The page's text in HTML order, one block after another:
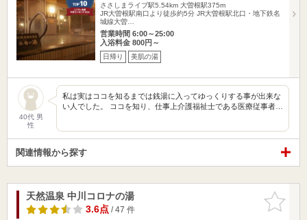
ささしまライブ駅5.54km 大曽根駅375m
JR大曽根駅南口より徒歩約5分 JR大曽根駅北口・地下鉄名
城線大曽…
営業時間 6:00～25:00
入浴料金 800円～
日帰り 美肌の湯
40代 男
性
私は実はココを知るまでは銭湯に入ってゆっくりする事が出来な
い人でした。 ココを知り、仕事上介護福祉士である医療従事者…
関連情報から探す
お気に入
りに追加
天然温泉 中川コロナの湯
3.6点/ 47 件